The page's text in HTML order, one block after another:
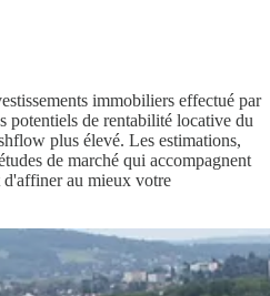
immobiliers effectué par
potentiels de rentabilité locative du
plus élevé. Les estimations,
de marché qui accompagnent
d'affiner au mieux votre